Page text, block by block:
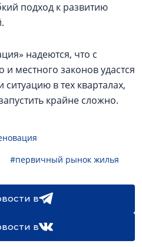
подход к развитию
надеются, что с
местного законов удастся
ситуацию в тех кварталах,
крайне сложно.
#первичный рынок жилья
в
в